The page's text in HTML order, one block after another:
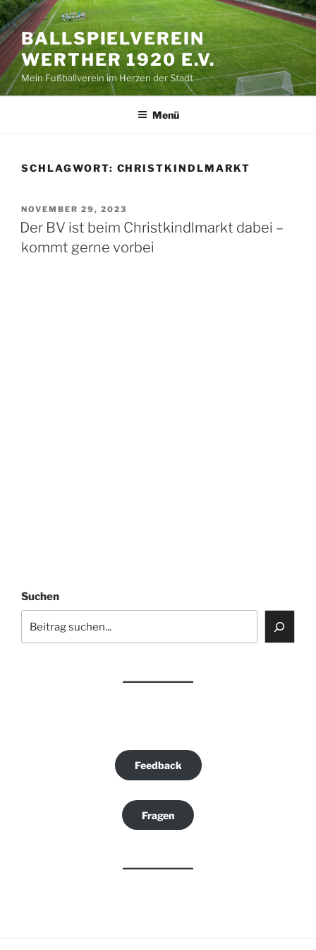
Zum
Inhalt
springenBALLSPIELVEREIN
WERTHER 1920 E.V.
Mein Fußballverein im Herzen der Stadt
Menü
SCHLAGWORT: CHRISTKINDLMARKT
VERÖFFENTLICHT
AM
NOVEMBER 29, 2023
Der BV ist beim Christkindlmarkt dabei –
kommt gerne vorbei
Suchen
Feedback
Fragen